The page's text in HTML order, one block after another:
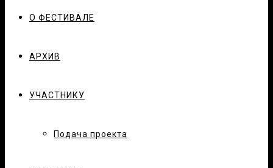
О ФЕСТИВАЛЕ
АРХИВ
УЧАСТНИКУ
Подача проекта